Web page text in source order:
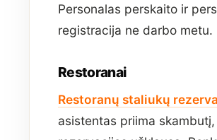
Personalas perskaito ir
registracija ne darbo metu.
Restoranai
Restoranų staliukų
asistentas priima